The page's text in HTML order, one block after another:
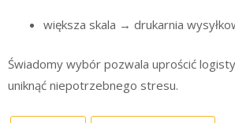
większa skala → drukarnia
Świadomy wybór pozwala uprościć
uniknąć niepotrzebnego stresu.